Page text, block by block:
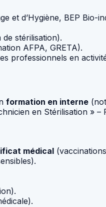
et d’Hygiène, BEP Bio-
stérilisation).
AFPA, GRETA).
professionnels en
formation en interne
en Stérilisation » –
médical